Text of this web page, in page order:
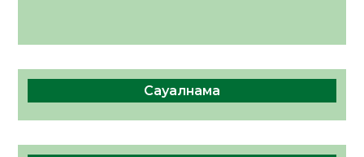
Сауалнама